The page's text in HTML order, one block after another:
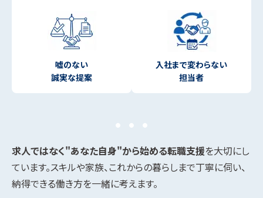
嘘のない
誠実な提案
入社まで変わらない
担当者
求人ではなく"あなた自身"から始める転職支援を大切にし
ています。スキルや家族、これからの暮らしまで丁寧に伺い、
納得できる働き方を一緒に考えます。